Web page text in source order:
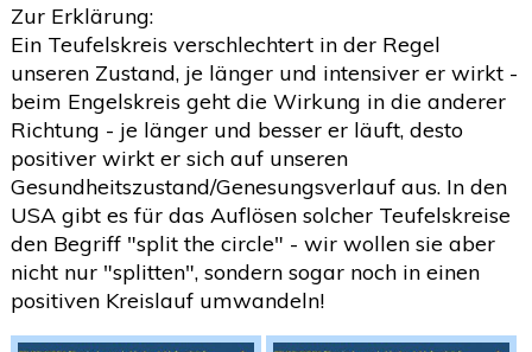
Zur Erklärung:
Ein Teufelskreis verschlechtert in der Regel
unseren Zustand, je länger und intensiver er wirkt -
beim Engelskreis geht die Wirkung in die anderer
Richtung - je länger und besser er läuft, desto
positiver wirkt er sich auf unseren
Gesundheitszustand/Genesungsverlauf aus. In den
USA gibt es für das Auflösen solcher Teufelskreise
den Begriff "split the circle" - wir wollen sie aber
nicht nur "splitten", sondern sogar noch in einen
positiven Kreislauf umwandeln!